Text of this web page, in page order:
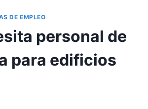
DE EMPLEO
personal de
para edificios